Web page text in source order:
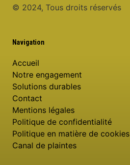
© 2024, Tous droits réservés
Navigation
Accueil
Notre engagement
Solutions durables
Contact
Mentions légales
Politique de confidentialité
Politique en matière de cookies
Canal de plaintes